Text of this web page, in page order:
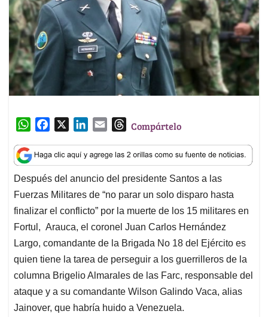
W
a
t
s
A
p
p
c
e
b
o
o
k
n
k
e
d
I
n
a
i
l
T
r
e
a
d
s
Compártelo
Después del anuncio del presidente Santos a las
Fuerzas Militares de “no parar un solo disparo hasta
finalizar el conflicto” por la muerte de los 15 militares en
Fortul, Arauca, el coronel Juan Carlos Hernández
Largo, comandante de la Brigada No 18 del Ejército es
quien tiene la tarea de perseguir a los guerrilleros de la
columna Brigelio Almarales de las Farc, responsable del
ataque y a su comandante Wilson Galindo Vaca, alias
Jainover, que habría huido a Venezuela.